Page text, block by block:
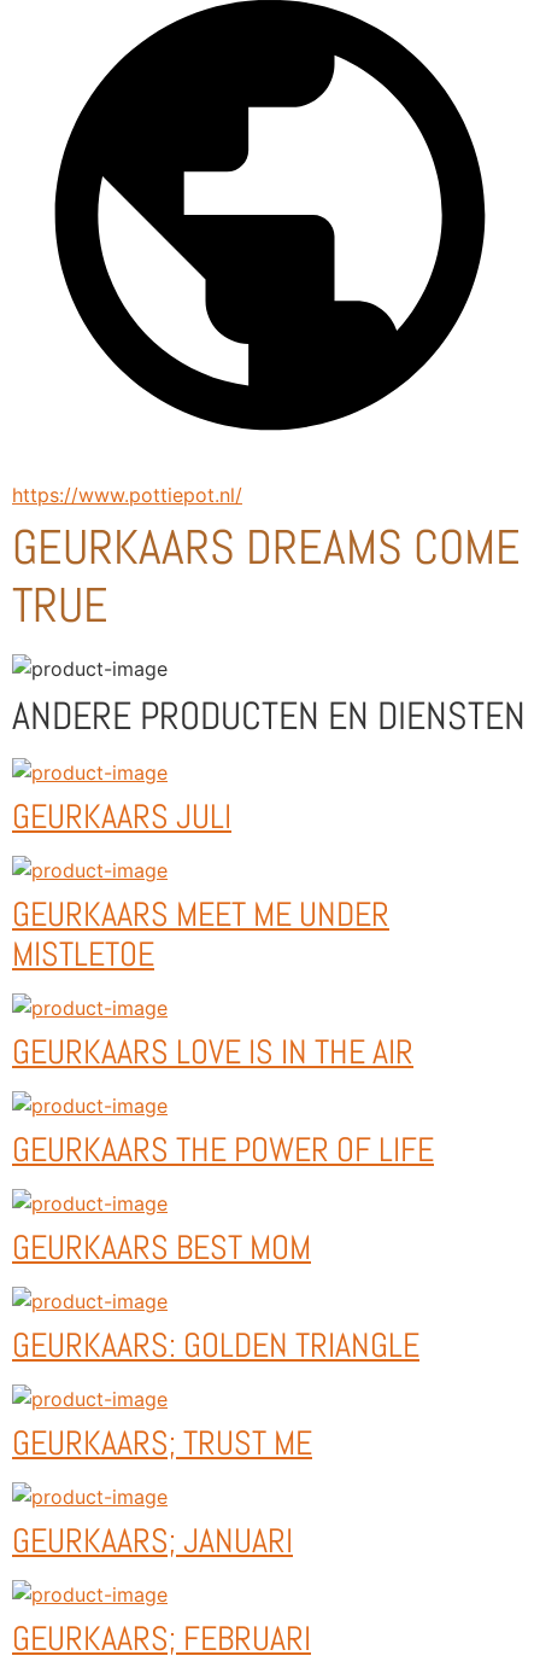
https://www.pottiepot.nl/
GEURKAARS DREAMS COME
TRUE
ANDERE PRODUCTEN EN DIENSTEN
GEURKAARS JULI
GEURKAARS MEET ME UNDER
MISTLETOE
GEURKAARS LOVE IS IN THE AIR
GEURKAARS THE POWER OF LIFE
GEURKAARS BEST MOM
GEURKAARS: GOLDEN TRIANGLE
GEURKAARS; TRUST ME
GEURKAARS; JANUARI
GEURKAARS; FEBRUARI